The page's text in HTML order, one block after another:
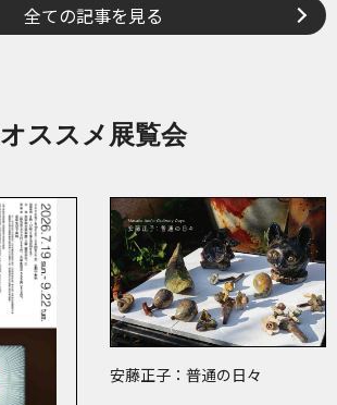
全ての記事を見る
オススメ展覧会
安藤正子：普通の日々